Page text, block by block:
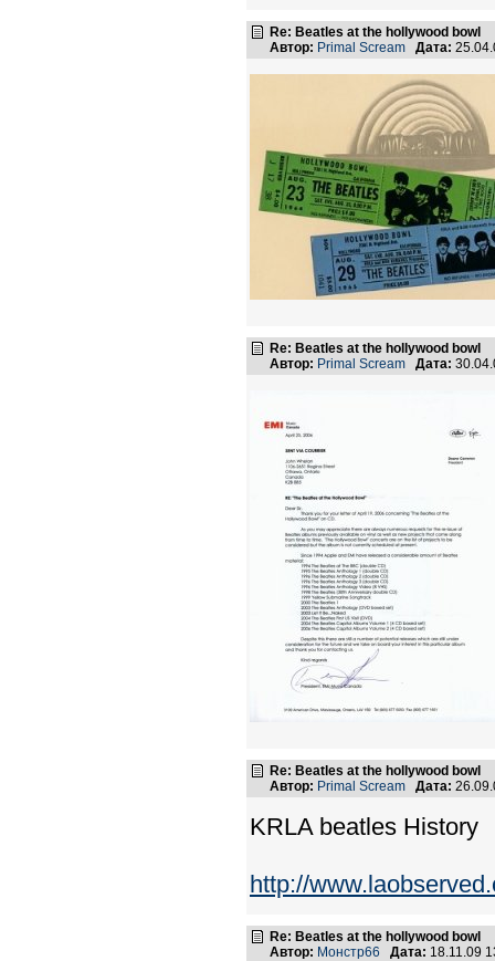
Re: Beatles at the hollywood bowl
Автор: Primal Scream Дата:
Re: Beatles at the hollywood bowl
Автор: Primal Scream Дата:
Re: Beatles at the hollywood bowl
Автор: Primal Scream Дата:
KRLA beatles History
http://
Re: Beatles at the hollywood bowl
Автор: Монстр66 Дата: 18.11.09